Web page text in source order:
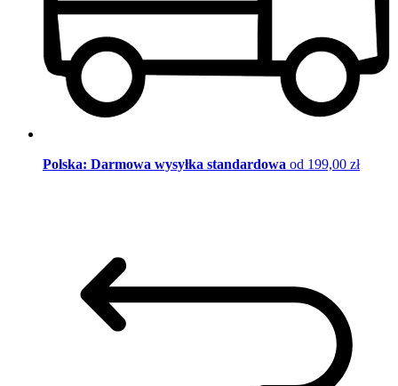
Polska: Darmowa wysyłka standardowa od 199,00 zł